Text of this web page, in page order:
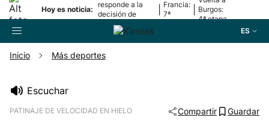
Hoy es noticia:
responde a la
decisión de
Oriamendi
Francia:
7ª
Burgos:
4ª etapa
ES
Inicio Más deportes
Escuchar
PATINAJE DE VELOCIDAD EN HIELO Compartir Guardar